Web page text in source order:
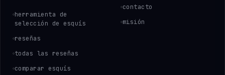
herramienta de
selección de esquís
reseñas
todas las reseñas
comparar esquís
contacto
misión